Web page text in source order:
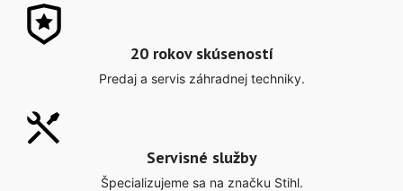
20 rokov skúseností
Predaj a servis záhradnej techniky.
Servisné služby
Špecializujeme sa na značku Stihl.